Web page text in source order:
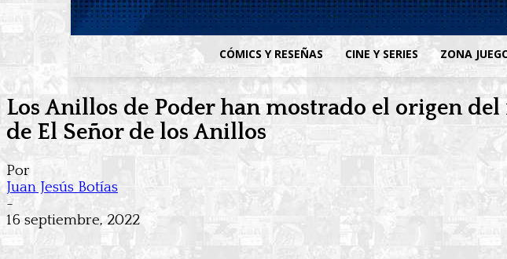
CÓMICS Y RESEÑAS CINE Y SERIES ZONA
Los Anillos de Poder han mostrado el origen
de El Señor de los Anillos
Por
Juan Jesús Botías
-
16 septiembre, 2022